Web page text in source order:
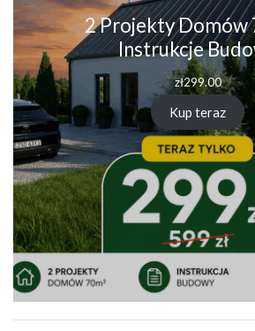
2 Projekty Domów
Instrukcje
zł299.00
Kup teraz